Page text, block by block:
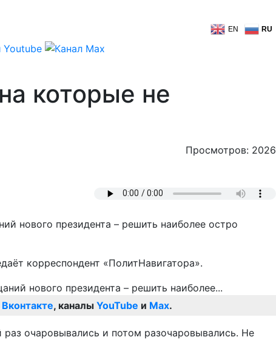
EN RU
которые не
Просмотров: 2026
нового президента – решить наиболее остро
корреспондент «ПолитНавигатора».
Вконтакте, каналы YouTube и Max.
очаровывались и потом разочаровывались. Не